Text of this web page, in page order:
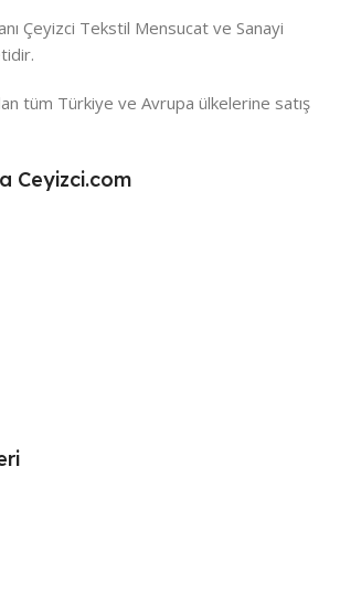
Çeyizci Tekstil Mensucat ve Sanayi
tüm Türkiye ve Avrupa ülkelerine satış
Ceyizci.com